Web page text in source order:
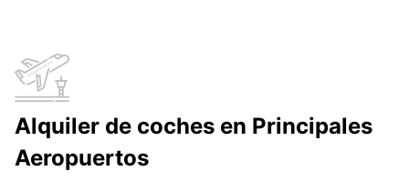
Alquiler de coches en Principales
Aeropuertos